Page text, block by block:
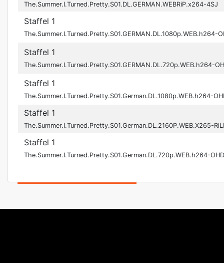
The.Summer.I.Turned.Pretty.S01.DL.GERMAN.WEBRiP.x264-4SJ
Staffel 1
The.Summer.I.Turned.Pretty.S01.GERMAN.DL.1080p.WEB.h264-
Staffel 1
The.Summer.I.Turned.Pretty.S01.GERMAN.DL.720p.WEB.h264-
Staffel 1
The.Summer.I.Turned.Pretty.S01.German.DL.1080p.WEB.h264-
Staffel 1
The.Summer.I.Turned.Pretty.S01.German.DL.2160P.WEB.X265-
Staffel 1
The.Summer.I.Turned.Pretty.S01.German.DL.720p.WEB.h264-OHD